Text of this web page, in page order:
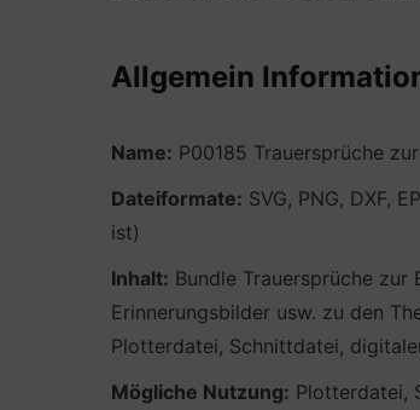
Allgemein
Name: P00185 Trauersprüche
Dateiformate: SVG, PNG, DXF,
ist)
Inhalt: Bundle Trauersprüche
Erinnerungsbilder usw. zu den
Plotterdatei, Schnittdatei,
Mögliche Nutzung: Plotterdatei,